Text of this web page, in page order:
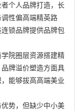
个人品牌打造，长
性偏高端精英路
锁品牌提供品牌包
院圈层资源搭建精
牌溢价塑造方面具
能够拔高高端美业
势，但缺少中小美